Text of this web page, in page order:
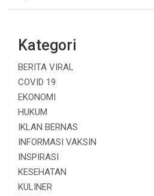
Kategori
BERITA VIRAL
COVID 19
EKONOMI
HUKUM
IKLAN BERNAS
INFORMASI VAKSIN
INSPIRASI
KESEHATAN
KULINER